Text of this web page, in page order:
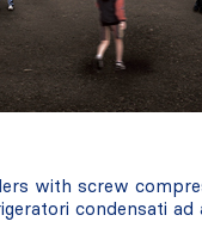
with screw
condensati